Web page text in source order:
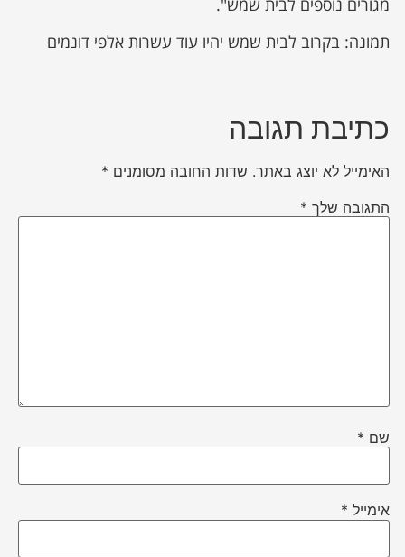
תמונה: בקרוב לבית שמש יהיו עוד עשרות אלפי דונמים
כתיבת תגובה
האימייל לא יוצג באתר. שדות החובה מסומנים *
התגובה שלך *
שם *
אימייל *